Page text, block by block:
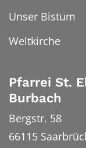
Unser Bistum
Weltkirche
Pfarrei St.
Burbach
Bergstr. 58
66115